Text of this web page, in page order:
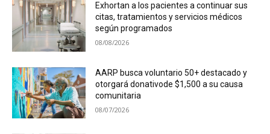
Exhortan a los pacientes a continuar sus
citas, tratamientos y servicios médicos
según programados
08/08/2026
AARP busca voluntario 50+ destacado y
otorgará donativode $1,500 a su causa
comunitaria
08/07/2026